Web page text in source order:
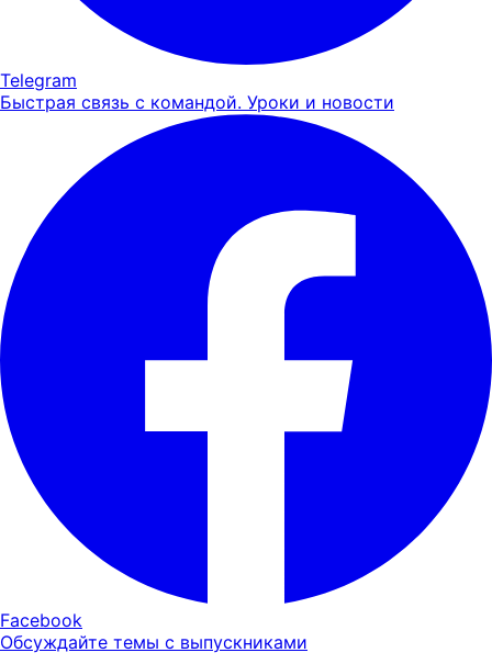
Telegram
Быстрая связь с командой. Уроки и новости
Facebook
Обсуждайте темы с выпускниками